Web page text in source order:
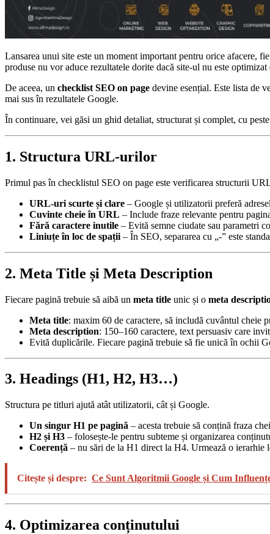
Lansarea unui site este un moment important pentru orice afacere,
produse nu vor aduce rezultatele dorite dacă site-ul nu este
De aceea, un checklist SEO on page devine esențial. Este lista de
mai sus în rezultatele Google.
În continuare, vei găsi un ghid detaliat, structurat și complet, cu
1. Structura URL-urilor
Primul pas în checklistul SEO on page este verificarea structurii
URL-uri scurte și clare – Google și utilizatorii preferă
Cuvinte cheie în URL – Include fraze relevante pentru
Fără caractere inutile – Evită semne ciudate sau parametri
Liniuțe în loc de spații – În SEO, separarea cu „-” este
2. Meta Title și Meta Description
Fiecare pagină trebuie să aibă un meta title unic și o meta
Meta title: maxim 60 de caractere, să includă cuvântul cheie
Meta description: 150–160 caractere, text persuasiv care
Evită duplicările. Fiecare pagină trebuie să fie unică în ochii
3. Headings (H1, H2, H3…)
Structura pe titluri ajută atât utilizatorii, cât și Google.
Un singur H1 pe pagină – acesta trebuie să conțină fraza
H2 și H3 – folosește-le pentru subteme și organizarea
Coerență – nu sări de la H1 direct la H4. Urmează o ierarhie
Citește și despre: Ce Sunt Algoritmii Google și Cum
4. Optimizarea conținutului